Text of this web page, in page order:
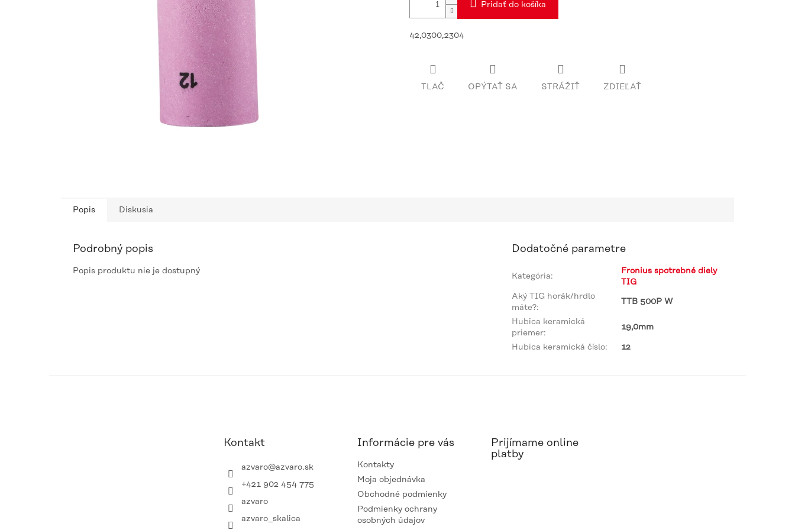
Pridať do košíka
42,0300,2304
TLAČ OPÝTAŤ SA STRÁŽIŤ ZDIEĽAŤ
Popis Diskusia
Podrobný popis
Popis produktu nie je dostupný
Dodatočné parametre
Kategória:
Fronius spotrebné diely
TIG
Aký TIG horák/hrdlo
máte?:
TTB 500P W
Hubica keramická
priemer:
19,0mm
Hubica keramická číslo: 12
Kontakt
azvaro@azvaro.sk
+421 902 454 775
azvaro
azvaro_skalica
Informácie pre vás
Kontakty
Moja objednávka
Obchodné podmienky
Podmienky ochrany
osobných údajov
Prijímame online
platby